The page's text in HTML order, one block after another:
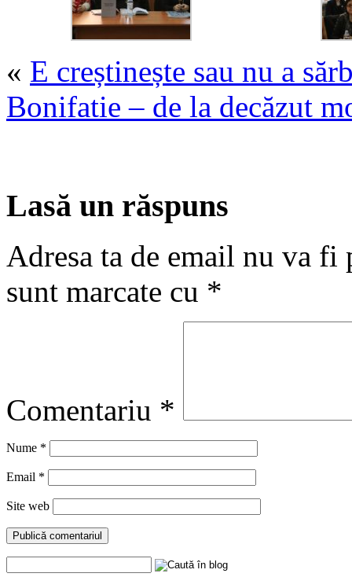
« E creștinește sau nu a
Bonifatie – de la decăzut
Lasă un răspuns
Adresa ta de email nu va fi
sunt marcate cu *
Comentariu *
Nume *
Email *
Site web